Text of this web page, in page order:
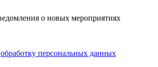
о новых мероприятиях
обработку персональных данных